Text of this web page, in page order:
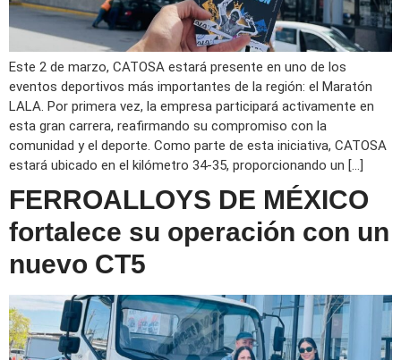
Este 2 de marzo, CATOSA estará presente en uno de los
eventos deportivos más importantes de la región: el Maratón
LALA. Por primera vez, la empresa participará activamente en
esta gran carrera, reafirmando su compromiso con la
comunidad y el deporte. Como parte de esta iniciativa, CATOSA
estará ubicado en el kilómetro 34-35, proporcionando un […]
FERROALLOYS DE MÉXICO
fortalece su operación con un
nuevo CT5